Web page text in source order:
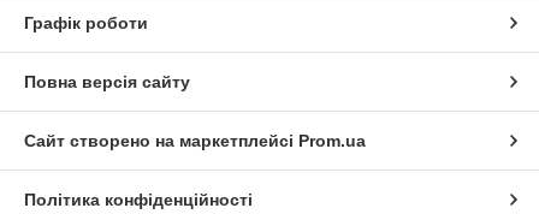
Графік роботи
Повна версія сайту
Сайт створено на маркетплейсі Prom.ua
Політика конфіденційності